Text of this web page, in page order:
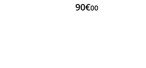
90€00